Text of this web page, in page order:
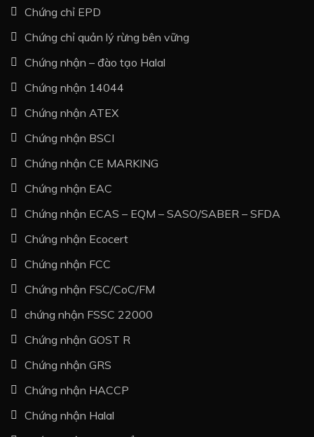
Chứng chỉ EPD
Chứng chỉ quản lý rừng bên vững
Chứng nhận – đào tạo Halal
Chứng nhận 14044
Chứng nhận ATEX
Chứng nhận BSCI
Chứng nhận CE MARKING
Chứng nhận EAC
Chứng nhận ECAS – EQM – SASO/SABER – SFDA
Chứng nhận Ecocert
Chứng nhận FCC
Chứng nhận FSC/CoC/FM
chứng nhận FSSC 22000
Chứng nhận GOST R
Chứng nhận GRS
Chứng nhận HACCP
Chứng nhận Halal